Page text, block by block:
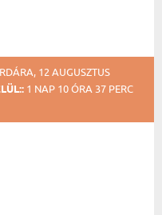
12 AUGUSZTUS
1 NAP 10 ÓRA 37 PERC